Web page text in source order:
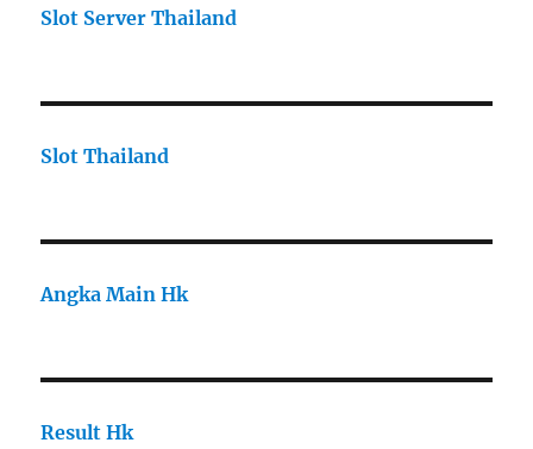
Slot Server Thailand
Slot Thailand
Angka Main Hk
Result Hk